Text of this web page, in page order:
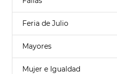
Feria de Julio
Mayores
Mujer e Igualdad